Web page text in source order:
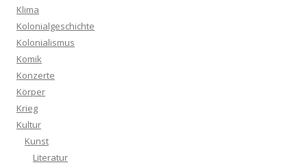
Klima
Kolonialgeschichte
Kolonialismus
Komik
Konzerte
Körper
Krieg
Kultur
Kunst
Literatur